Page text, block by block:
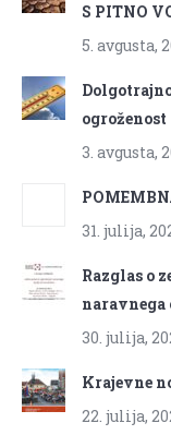
S PITNO
5. avgusta,
ogroženost
3. avgusta,
31. julija,
Razglas o
naravnega
30. julija,
Krajevne
22. julija,